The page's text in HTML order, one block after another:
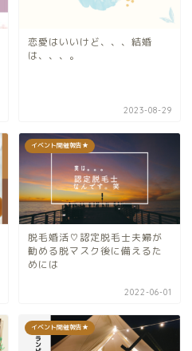
恋愛はいいけど、、、結婚
は、、、。
2023-08-29
イベント開催報告★
脱毛婚活♡認定脱毛士夫婦が
勧める脱マスク後に備えるた
めには
2022-06-01
イベント開催報告★